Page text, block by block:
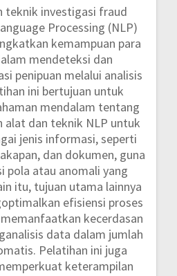
teknik investigasi fraud
Processing (NLP)
kemampuan para
mendeteksi dan
penipuan melalui analisis
ini bertujuan untuk
mendalam tentang
alat dan teknik NLP untuk
jenis informasi, seperti
dan dokumen, guna
pola atau anomali yang
itu, tujuan utama lainnya
efisiensi proses
kecerdasan
data dalam jumlah
Pelatihan ini juga
keterampilan